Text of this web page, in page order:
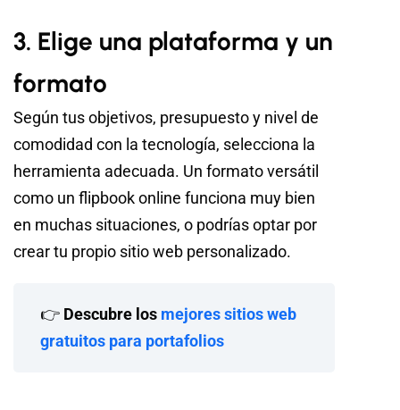
3. Elige una plataforma y un
formato
Según tus objetivos, presupuesto y nivel de
comodidad con la tecnología, selecciona la
herramienta adecuada. Un formato versátil
como un flipbook online funciona muy bien
en muchas situaciones, o podrías optar por
crear tu propio sitio web personalizado.
👉 Descubre los mejores sitios web
gratuitos para portafolios